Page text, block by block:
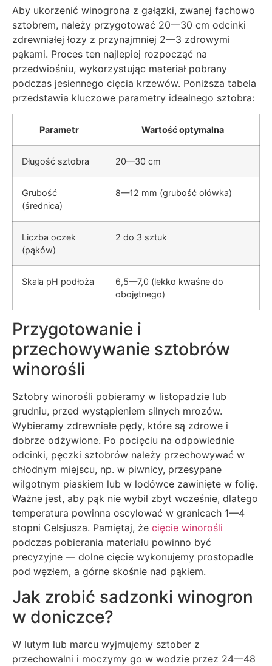
Aby ukorzenić winogrona z gałązki, zwanej fachowo
sztobrem, należy przygotować 20—30 cm odcinki
zdrewniałej łozy z przynajmniej 2—3 zdrowymi
pąkami. Proces ten najlepiej rozpocząć na
przedwiośniu, wykorzystując materiał pobrany
podczas jesiennego cięcia krzewów. Poniższa tabela
przedstawia kluczowe parametry idealnego sztobra:
Parametr Wartość optymalna
Długość sztobra 20—30 cm
Grubość
(średnica)
8—12 mm (grubość ołówka)
Liczba oczek
(pąków)
2 do 3 sztuk
Skala pH podłoża
6,5—7,0 (lekko kwaśne do
obojętnego)
Przygotowanie i
przechowywanie sztobrów
winorośli
Sztobry winorośli pobieramy w listopadzie lub
grudniu, przed wystąpieniem silnych mrozów.
Wybieramy zdrewniałe pędy, które są zdrowe i
dobrze odżywione. Po pocięciu na odpowiednie
odcinki, pęczki sztobrów należy przechowywać w
chłodnym miejscu, np. w piwnicy, przesypane
wilgotnym piaskiem lub w lodówce zawinięte w folię.
Ważne jest, aby pąk nie wybił zbyt wcześnie, dlatego
temperatura powinna oscylować w granicach 1—4
stopni Celsjusza. Pamiętaj, że cięcie winorośli
podczas pobierania materiału powinno być
precyzyjne — dolne cięcie wykonujemy prostopadle
pod węzłem, a górne skośnie nad pąkiem.
Jak zrobić sadzonki winogron
w doniczce?
W lutym lub marcu wyjmujemy sztober z
przechowalni i moczymy go w wodzie przez 24—48